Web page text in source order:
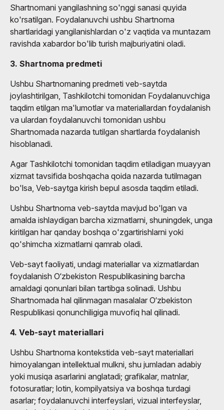
Shartnomani yangilashning so'nggi sanasi quyida
ko'rsatilgan. Foydalanuvchi ushbu Shartnoma
shartlaridagi yangilanishlardan o'z vaqtida va muntazam
ravishda xabardor bo'lib turish majburiyatini oladi.
3. Shartnoma predmeti
Ushbu Shartnomaning predmeti veb-saytda
joylashtirilgan, Tashkilotchi tomonidan Foydalanuvchiga
taqdim etilgan ma'lumotlar va materiallardan foydalanish
va ulardan foydalanuvchi tomonidan ushbu
Shartnomada nazarda tutilgan shartlarda foydalanish
hisoblanadi.
Agar Tashkilotchi tomonidan taqdim etiladigan muayyan
xizmat tavsifida boshqacha qoida nazarda tutilmagan
bo'lsa, Veb-saytga kirish bepul asosda taqdim etiladi.
Ushbu Shartnoma veb-saytda mavjud bo'lgan va
amalda ishlaydigan barcha xizmatlarni, shuningdek, unga
kiritilgan har qanday boshqa o'zgartirishlarni yoki
qo'shimcha xizmatlarni qamrab oladi.
Veb-sayt faoliyati, undagi materiallar va xizmatlardan
foydalanish O‘zbekiston Respublikasining barcha
amaldagi qonunlari bilan tartibga solinadi. Ushbu
Shartnomada hal qilinmagan masalalar O‘zbekiston
Respublikasi qonunchiligiga muvofiq hal qilinadi.
4. Veb-sayt materiallari
Ushbu Shartnoma kontekstida veb-sayt materiallari
himoyalangan intellektual mulkni, shu jumladan adabiy
yoki musiqa asarlarini anglatadi; grafikalar, matnlar,
fotosuratlar; lotin, kompilyatsiya va boshqa turdagi
asarlar; foydalanuvchi interfeyslari, vizual interfeyslar,